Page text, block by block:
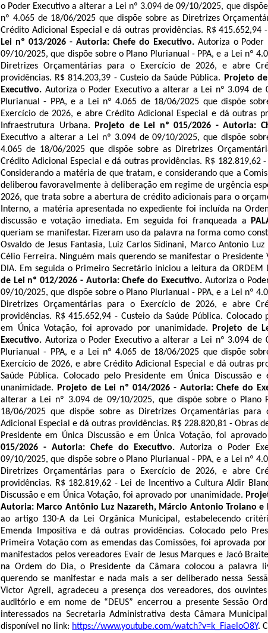
o Poder Executivo a alterar a Lei nº 3.094 de 09/10/2025, que
nº 4.065 de 18/06/2025 que dispõe sobre as Diretrizes
Crédito Adicional Especial e dá outras providências. R$ 415.652,94
Lei nº 013/2026 - Autoria: Chefe do Executivo. Autoriza o
09/10/2025, que dispõe sobre o Plano Plurianual - PPA, e a Lei nº
Diretrizes Orçamentárias para o Exercício de 2026, e abre
providências. R$ 814.203,39 - Custeio da Saúde Pública.
Projeto
Executivo. Autoriza o Poder Executivo a alterar a Lei nº 3.094 de
Plurianual - PPA, e a Lei nº 4.065 de 18/06/2025 que dispõe
Exercício de 2026, e abre Crédito Adicional Especial e dá outras
Infraestrutura Urbana. Projeto de Lei nº 015/2026 - Autoria:
Executivo a alterar a Lei nº 3.094 de 09/10/2025, que dispõe
4.065 de 18/06/2025 que dispõe sobre as Diretrizes
Crédito Adicional Especial e dá outras providências. R$ 182.819,62
Considerando a matéria de que tratam, e considerando que a
deliberou favoravelmente à deliberação em regime de urgência
2026, que trata sobre a abertura de crédito adicionais para o
Interno, a matéria apresentada no expediente foi incluída na
discussão e votação imediata.
Em seguida foi franqueada a
queriam se manifestar. Fizeram uso da palavra na forma como
Osvaldo de Jesus Fantasia, Luiz Carlos Sidinani, Marco Antonio Luz
Célio Ferreira. Ninguém mais querendo se manifestar o
DIA. Em seguida o Primeiro Secretário iniciou a leitura da ORDEM
de Lei nº 012/2026 - Autoria: Chefe do Executivo. Autoriza o
09/10/2025, que dispõe sobre o Plano Plurianual - PPA, e a Lei nº
Diretrizes Orçamentárias para o Exercício de 2026, e abre
providências. R$ 415.652,94 - Custeio da Saúde Pública. Colocado
em Única Votação, foi aprovado por unanimidade.
Projeto de
Executivo. Autoriza o Poder Executivo a alterar a Lei nº 3.094 de
Plurianual - PPA, e a Lei nº 4.065 de 18/06/2025 que dispõe
Exercício de 2026, e abre Crédito Adicional Especial e dá outras
Saúde Pública. Colocado pelo Presidente em Única Discussão
unanimidade.
Projeto de Lei nº 014/2026 - Autoria: Chefe do
alterar a Lei nº 3.094 de 09/10/2025, que dispõe sobre o Plano
18/06/2025 que dispõe sobre as Diretrizes Orçamentárias
Adicional Especial e dá outras providências. R$ 228.820,81 - Obras
Presidente em Única Discussão e em Única Votação, foi
015/2026 - Autoria: Chefe do Executivo.Autoriza o Poder
09/10/2025, que dispõe sobre o Plano Plurianual - PPA, e a Lei nº
Diretrizes Orçamentárias para o Exercício de 2026, e abre
providências. R$ 182.819,62 - Lei de Incentivo a Cultura Aldir
Discussão e em Única Votação, foi aprovado por unanimidade.
Autoria: Marco Antônio Luz Nazareth, Márcio Antonio Troiano e
ao artigo 130-A da Lei Orgânica Municipal, estabelecendo
Emenda Impositiva e dá outras providências.Colocado pelo
Primeira Votação com as emendas das Comissões, foi aprovada
manifestados pelos vereadores Evair de Jesus Marques e Jacó Braite
na Ordem do Dia, o Presidente da Câmara colocou a palavra
querendo se manifestar e nada mais a ser deliberado nessa
Victor Agreli, agradeceu a presença dos vereadores, dos
auditório e em nome de “DEUS” encerrou a presente Sessão
interessados na Secretaria Administrativa desta Câmara
disponível no link: https://www.youtube.com/watch?v=k_FiaeloO8Y.